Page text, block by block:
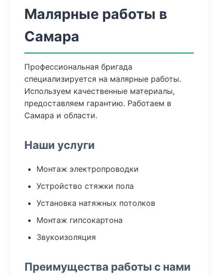
Малярные работы в
Самара
Профессиональная бригада
специализируется на малярные работы.
Используем качественные материалы,
предоставляем гарантию. Работаем в
Самара и области.
Наши услуги
Монтаж электропроводки
Устройство стяжки пола
Установка натяжных потолков
Монтаж гипсокартона
Звукоизоляция
Преимущества работы с нами